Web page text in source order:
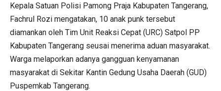
Kepala Satuan Polisi Pamong Praja Kabupaten Tangerang,
Fachrul Rozi mengatakan, 10 anak punk tersebut
diamankan oleh Tim Unit Reaksi Cepat (URC) Satpol PP
Kabupaten Tangerang seusai menerima aduan masyarakat.
Warga melaporkan adanya gangguan kenyamanan
masyarakat di Sekitar Kantin Gedung Usaha Daerah (GUD)
Puspemkab Tangerang.